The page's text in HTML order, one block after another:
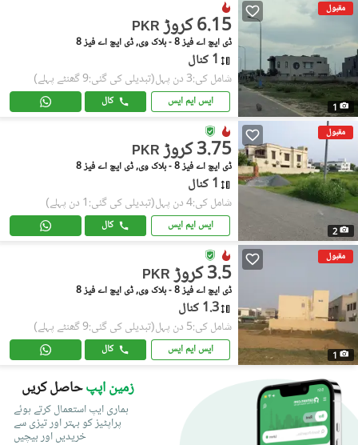
مقبول
1
PKR 6.15 کروڑ
ڈی ایچ اے فیز 8 - بلاک وی, ڈی ایچ اے فیز 8
1 کنال
شامل کی:3 دن پہل (تبدیلی کی گئی:9 گھنٹے پہلے)
ایس ایم ایس کال
مقبول
2
PKR 3.75 کروڑ
ڈی ایچ اے فیز 8 - بلاک وی, ڈی ایچ اے فیز 8
1 کنال
شامل کی:4 دن پہل (تبدیلی کی گئی:1 دن پہلے)
ایس ایم ایس کال
مقبول
1
PKR 3.5 کروڑ
ڈی ایچ اے فیز 8 - بلاک وی, ڈی ایچ اے فیز 8
1.3 کنال
شامل کی:5 دن پہل (تبدیلی کی گئی:9 گھنٹے پہلے)
ایس ایم ایس کال
زمین اپپحاصل کریں
ہماری ایپ استعمال کرتے ہوئے
پراپٹیز کو بہتر اور تیزی سے
خریدیں اور بیچیں